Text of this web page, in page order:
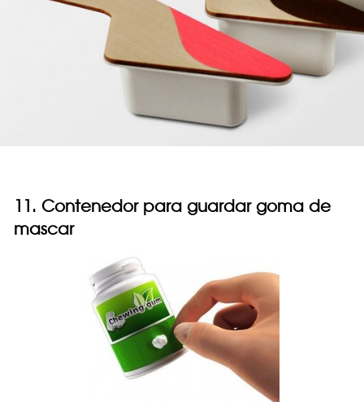
11. Contenedor para guardar goma de
mascar